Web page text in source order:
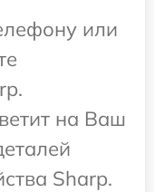
или
на Ваш
Sharp.